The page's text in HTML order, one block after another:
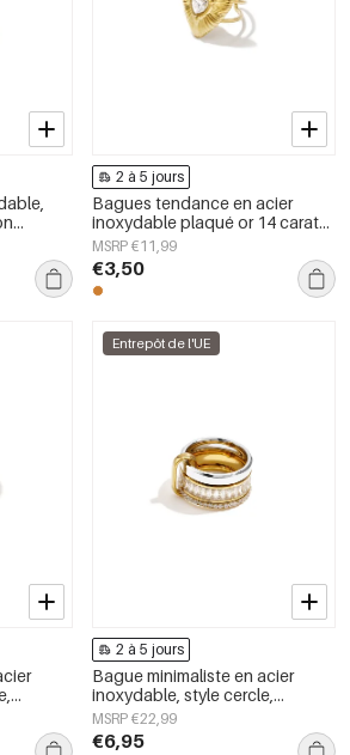
fêtes
2 à 5 jours
Bagues tendance en acier
inoxydable plaqué or 14 carats,
motif cœur, collection Daily
Simple, bijoux pour femmes
MSRP €11,99
€3,50
Entrepôt de l'UE
2 à 5 jours
Bague minimaliste en acier
inoxydable, style cercle,
collection Daily Simple, bijoux
pour femmes
MSRP €22,99
€6,95